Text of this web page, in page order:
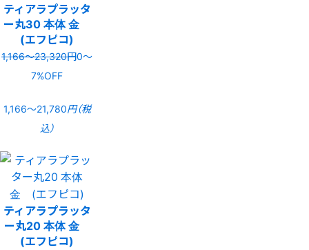
ティアラプラッタ
ー丸30 本体 金
(エフピコ)
1,166〜23,320円0〜
7%OFF
1,166〜21,780円（税
込）
ティアラプラッタ
ー丸20 本体 金
(エフピコ)